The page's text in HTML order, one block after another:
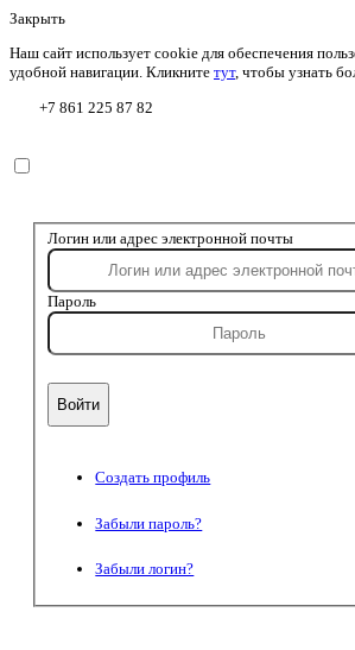
Закрыть
Наш сайт использует cookie для обеспечения
удобной навигации. Кликните тут, чтобы узнать
+7 861 225 87 82
Логин или адрес электронной почты
Пароль
Создать профиль
Забыли пароль?
Забыли логин?